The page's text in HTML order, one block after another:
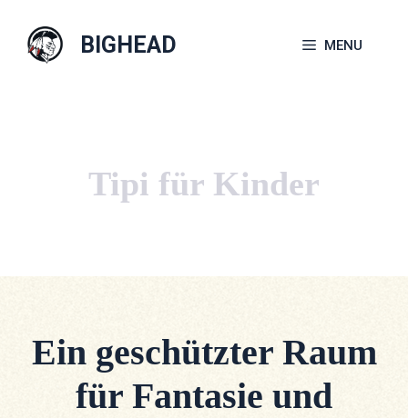
Inhalt
springen
BIGHEAD MENU
Tipi für Kinder
Ein geschützter Raum
für Fantasie und